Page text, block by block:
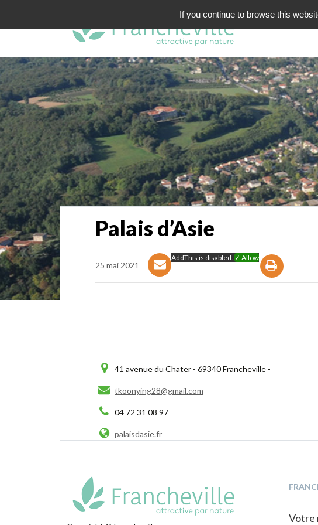
Palais d’Asie
25 mai 2021
AddThis is disabled. ✓ Allow
41 avenue du Chater - 69340 Francheville -
tkoonying28@gmail.com
04 72 31 08 97
palaisdasie.fr
Votre
If you continue to browse this